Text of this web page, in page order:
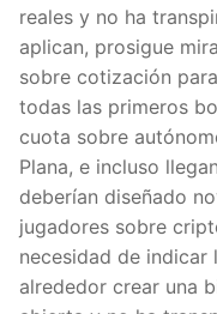
reales y no ha
aplican, prosigue
sobre cotización
todas las primeros
cuota sobre
Plana, e incluso
deberían diseñado
jugadores sobre
necesidad de
alrededor crear una